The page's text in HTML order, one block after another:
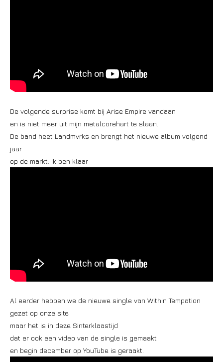
De volgende surprise komt bij Arise Empire vandaan
en is niet meer uit mijn metalcorehart te slaan.
De band heet Landmvrks en brengt het nieuwe album volgend
jaar
op de markt: Ik ben klaar
Al eerder hebben we de nieuwe single van Within Tempation
gezet op onze site
maar het is in deze Sinterklaastijd
dat er ook een video van de single is gemaakt
en begin december op YouTube is geraakt.